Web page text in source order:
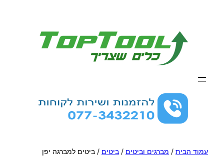
עמוד הבית / מברגים וביטים / ביטים / ביטים למברגה יפן